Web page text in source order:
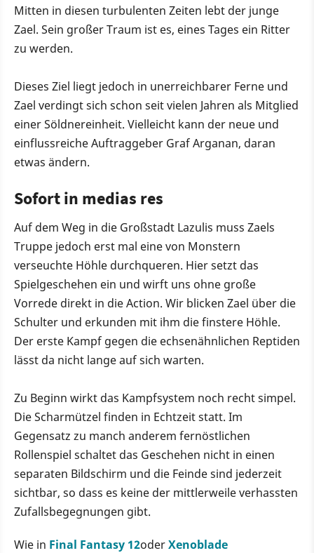
Mitten in diesen turbulenten Zeiten lebt der junge
Zael. Sein großer Traum ist es, eines Tages ein Ritter
zu werden.
Dieses Ziel liegt jedoch in unerreichbarer Ferne und
Zael verdingt sich schon seit vielen Jahren als Mitglied
einer Söldnereinheit. Vielleicht kann der neue und
einflussreiche Auftraggeber Graf Arganan, daran
etwas ändern.
Sofort in medias res
Auf dem Weg in die Großstadt Lazulis muss Zaels
Truppe jedoch erst mal eine von Monstern
verseuchte Höhle durchqueren. Hier setzt das
Spielgeschehen ein und wirft uns ohne große
Vorrede direkt in die Action. Wir blicken Zael über die
Schulter und erkunden mit ihm die finstere Höhle.
Der erste Kampf gegen die echsenähnlichen Reptiden
lässt da nicht lange auf sich warten.
Zu Beginn wirkt das Kampfsystem noch recht simpel.
Die Scharmützel finden in Echtzeit statt. Im
Gegensatz zu manch anderem fernöstlichen
Rollenspiel schaltet das Geschehen nicht in einen
separaten Bildschirm und die Feinde sind jederzeit
sichtbar, so dass es keine der mittlerweile verhassten
Zufallsbegegnungen gibt.
Wie in Final Fantasy 12oderXenoblade